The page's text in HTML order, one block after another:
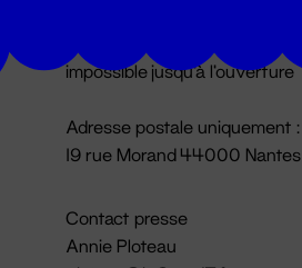
impossible jusqu'à l'ouverture
Adresse postale uniquement :
19 rue Morand 44000 Nantes
Contact presse
Annie Ploteau